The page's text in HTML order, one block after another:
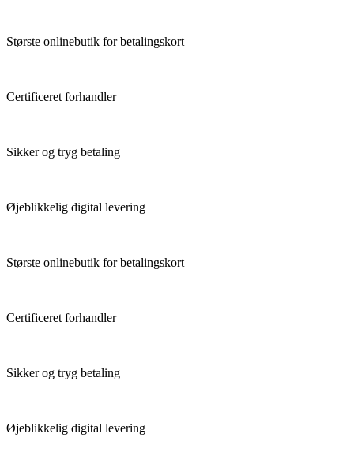
Største onlinebutik for betalingskort
Certificeret forhandler
Sikker og tryg betaling
Øjeblikkelig digital levering
Største onlinebutik for betalingskort
Certificeret forhandler
Sikker og tryg betaling
Øjeblikkelig digital levering